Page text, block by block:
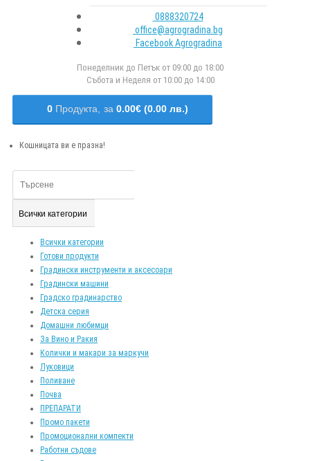
0888320724
office@agrogradina.bg
Facebook Agrogradina
Понеделник до Петък от 09:00 до 18:00
Събота и Неделя от 10:00 до 14:00
0 Продукта, за 0.00€ (0.00 лв.)
Кошницата ви е празна!
Всички категории
Всички категории
Готови продукти
Градински инструменти и аксесоари
Градински машини
Градско градинарство
Детска серия
Домашни любимци
За Вино и Ракия
Колички и макари за маркучи
Луковици
Поливане
Почва
ПРЕПАРАТИ
Промо пакети
Промоционални компекти
Работни съдове